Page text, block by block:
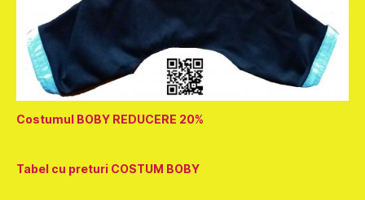
Costumul BOBY REDUCERE 20%
Tabel cu preturi COSTUM BOBY